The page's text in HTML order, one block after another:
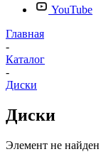
YouTube
Главная
-
Каталог
-
Диски
Диски
Элемент не найден